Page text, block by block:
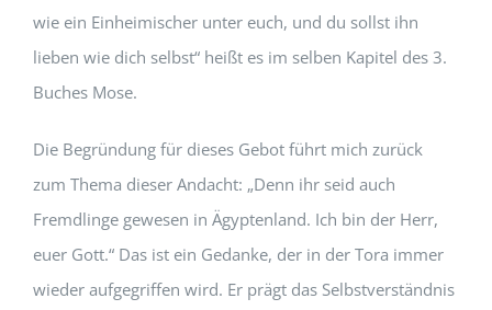
wie ein Einheimischer unter euch, und du sollst ihn
lieben wie dich selbst“ heißt es im selben Kapitel des 3.
Buches Mose.
Die Begründung für dieses Gebot führt mich zurück
zum Thema dieser Andacht: „Denn ihr seid auch
Fremdlinge gewesen in Ägyptenland. Ich bin der Herr,
euer Gott.“ Das ist ein Gedanke, der in der Tora immer
wieder aufgegriffen wird. Er prägt das Selbstverständnis